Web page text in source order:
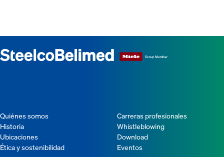
Quiénes somos
Historia
Ubicaciones
Ética y sostenibilidad
Carreras profesionales
Whistleblowing
Download
Eventos